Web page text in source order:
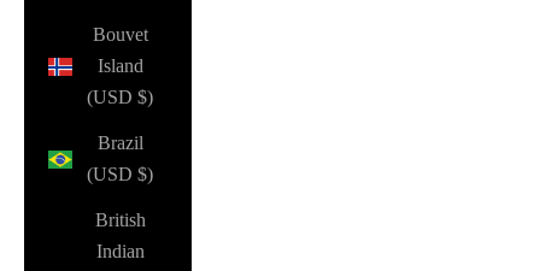
Bouvet
Island
(USD $)
Brazil
(USD $)
British
Indian